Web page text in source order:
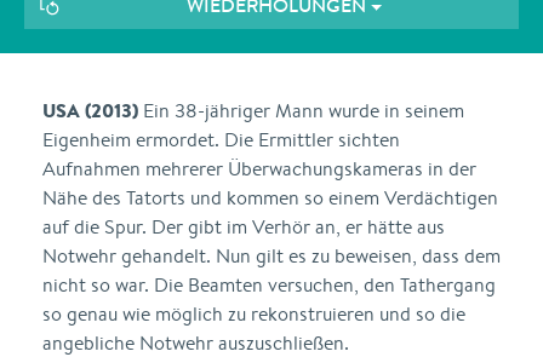
USA (2013) Ein 38-jähriger Mann wurde in seinem
Eigenheim ermordet. Die Ermittler sichten
Aufnahmen mehrerer Überwachungskameras in der
Nähe des Tatorts und kommen so einem Verdächtigen
auf die Spur. Der gibt im Verhör an, er hätte aus
Notwehr gehandelt. Nun gilt es zu beweisen, dass dem
nicht so war. Die Beamten versuchen, den Tathergang
so genau wie möglich zu rekonstruieren und so die
angebliche Notwehr auszuschließen.